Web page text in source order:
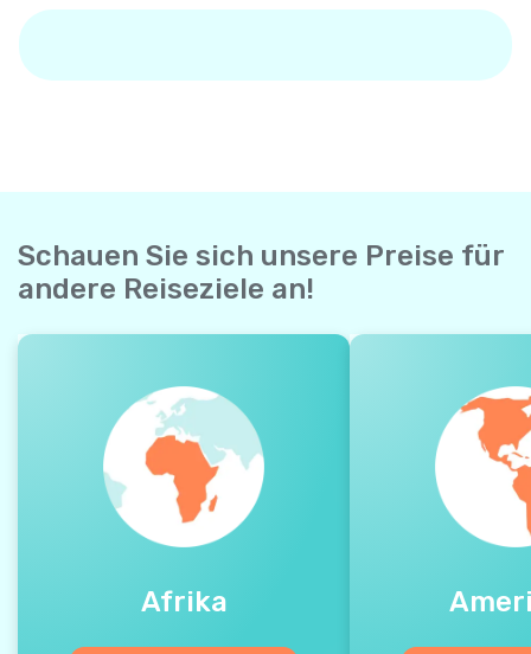
Schauen Sie sich unsere Preise für
andere Reiseziele an!
Afrika